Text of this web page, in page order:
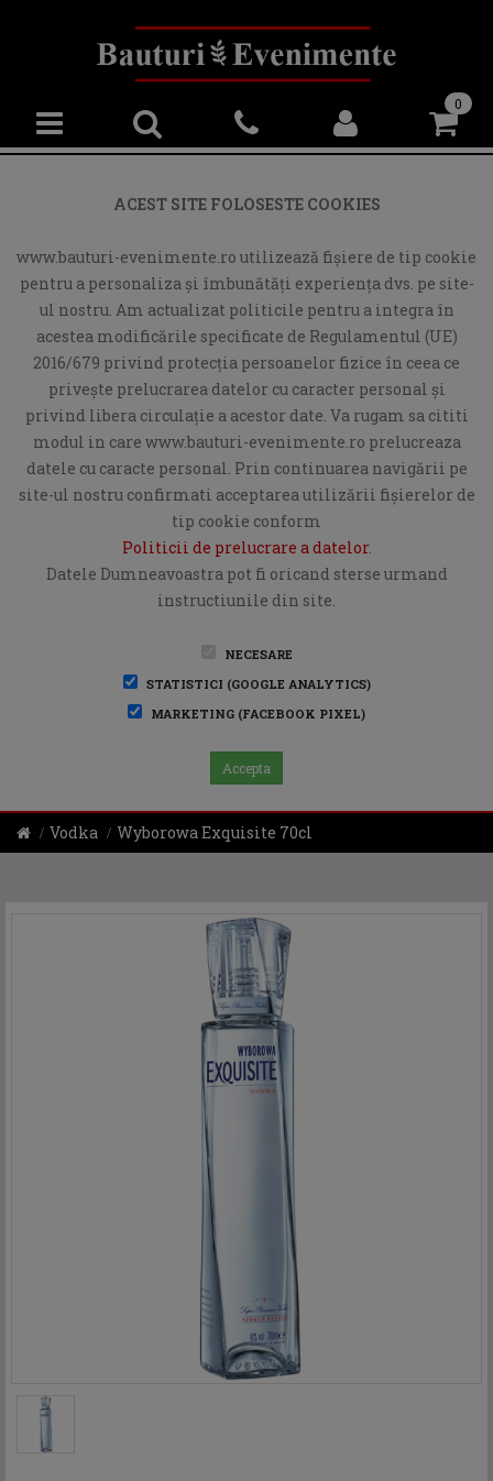
0
ACEST SITE FOLOSESTE COOKIES
www.bauturi-evenimente.ro utilizează fişiere de tip cookie
pentru a personaliza și îmbunătăți experiența dvs. pe site-
ul nostru. Am actualizat politicile pentru a integra în
acestea modificările specificate de Regulamentul (UE)
2016/679 privind protecția persoanelor fizice în ceea ce
privește prelucrarea datelor cu caracter personal și
privind libera circulație a acestor date. Va rugam sa cititi
modul in care www.bauturi-evenimente.ro prelucreaza
datele cu caracte personal. Prin continuarea navigării pe
site-ul nostru confirmati acceptarea utilizării fişierelor de
tip cookie conform
Politicii de prelucrare a datelor.
Datele Dumneavoastra pot fi oricand sterse urmand
instructiunile din site.
NECESARE
STATISTICI (GOOGLE ANALYTICS)
MARKETING (FACEBOOK PIXEL)
Accepta
Vodka Wyborowa Exquisite 70cl